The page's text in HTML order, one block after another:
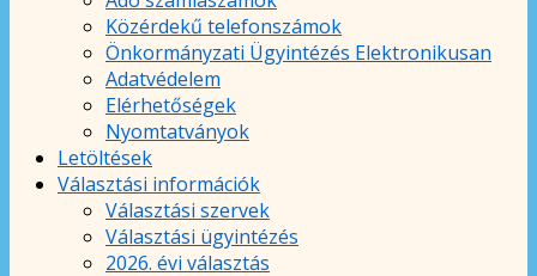
Közérdekű telefonszámok
Önkormányzati Ügyintézés Elektronikusan
Adatvédelem
Elérhetőségek
Nyomtatványok
Letöltések
Választási információk
Választási szervek
Választási ügyintézés
2026. évi választás